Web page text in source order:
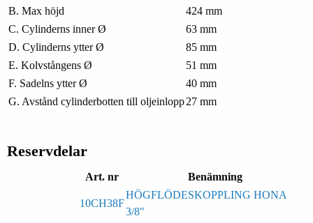
B. Max höjd
424 mm
C. Cylinderns inner Ø
63 mm
D. Cylinderns ytter Ø
85 mm
E. Kolvstångens Ø
51 mm
F. Sadelns ytter Ø
40 mm
G. Avstånd cylinderbotten till oljeinlopp27 mm
Reservdelar
Art. nr Benämning
10CH38F
HÖGFLÖDESKOPPLING HONA
3/8"